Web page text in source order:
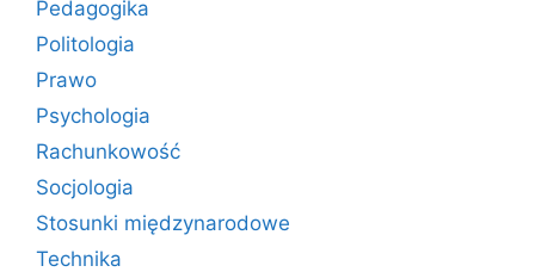
Pedagogika
Politologia
Prawo
Psychologia
Rachunkowość
Socjologia
Stosunki międzynarodowe
Technika